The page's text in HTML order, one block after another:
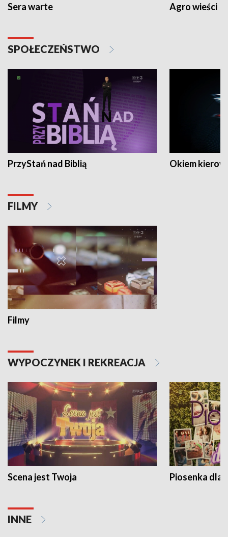
Sera warte Agro wieści
SPOŁECZEŃSTWO
PrzyStań nad Biblią Okiem
FILMY
Filmy
WYPOCZYNEK I REKREACJA
Scena jest Twoja Piosenka dla
INNE